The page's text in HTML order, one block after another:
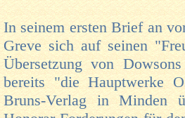
In seinem ersten Brief an
Greve sich auf seinen
Übersetzung von
bereits "die Hauptwerke
Bruns-Verlag in Minden